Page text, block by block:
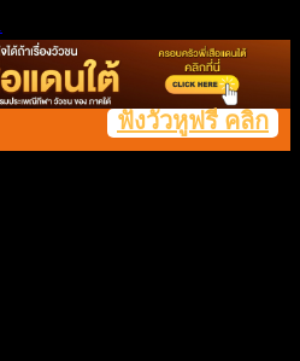
ฟังวัวหูฟรี คลิก